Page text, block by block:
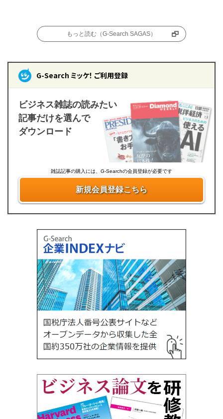
もっと読む（G-Search SAGAS）
G-Search ミッケ！ ご利用登録
ビジネス雑誌の読みたい
記事だけを選んで
ダウンロード
雑誌記事の購入には、G-Searchの会員登録が必要です
新規会員登録こちら